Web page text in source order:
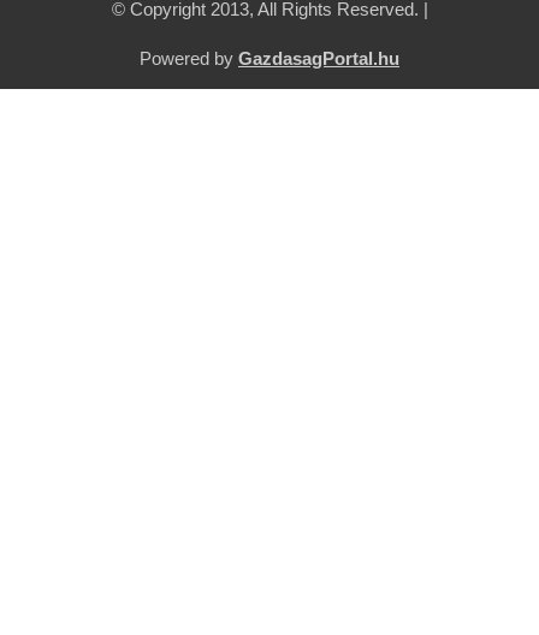
© Copyright 2013, All Rights Reserved. |
Powered by GazdasagPortal.hu